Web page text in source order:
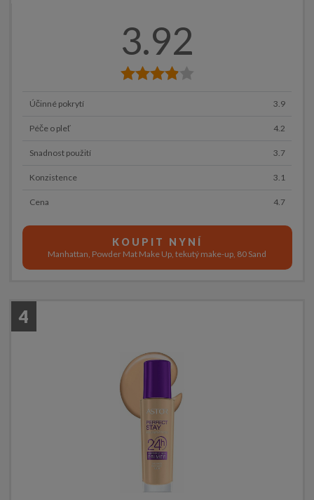
3.92
Účinné pokrytí 3.9
Péče o pleť 4.2
Snadnost použití 3.7
Konzistence 3.1
Cena 4.7
KOUPIT NYNÍ
Manhattan, Powder Mat Make Up, tekutý make-up, 80 Sand
4